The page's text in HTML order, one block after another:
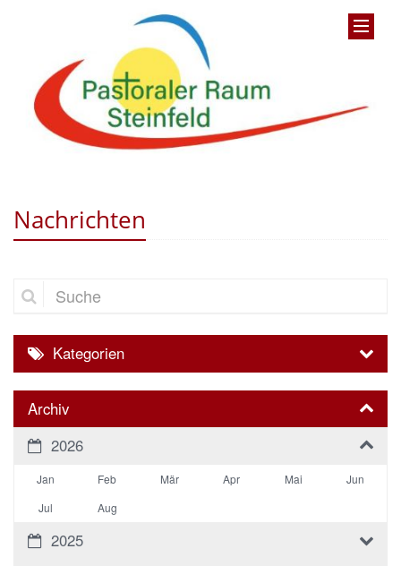
Nachrichten
Suche
Kategorien
Archiv
2026
Jan Feb Mär Apr Mai
Jun
Jul
Aug
2025